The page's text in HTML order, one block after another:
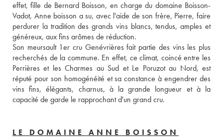
effet, fille de Bernard Boisson, en charge du domaine Boisson-
Vadot, Anne boisson a su, avec l'aide de son frère, Pierre, faire
perdurer la tradition des grands vins blancs, tendus, amples et
généreux, aux fins arômes de réduction.
Son meursault 1er cru Genévrières fait partie des vins les plus
recherchés de la commune. En effet, ce climat, coincé entre les
Perrières et les Charmes au Sud et Le Poruzot au Nord, est
réputé pour son homogénéité et sa constance à engendrer des
vins fins, élégants, charnus, à la grande longueur et à la
capacité de garde le rapprochant d'un grand cru.
LE DOMAINE ANNE BOISSON